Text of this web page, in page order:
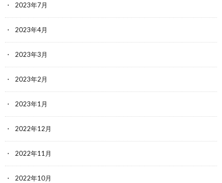
2023年7月
2023年4月
2023年3月
2023年2月
2023年1月
2022年12月
2022年11月
2022年10月